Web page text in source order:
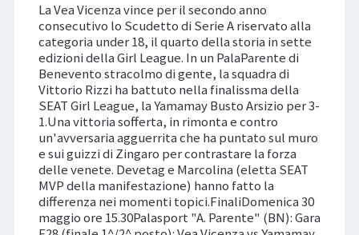
La Vea Vicenza vince per il secondo anno
consecutivo lo Scudetto di Serie A riservato alla
categoria under 18, il quarto della storia in sette
edizioni della Girl League. In un PalaParente di
Benevento stracolmo di gente, la squadra di
Vittorio Rizzi ha battuto nella finalissma della
SEAT Girl League, la Yamamay Busto Arsizio per 3-
1.Una vittoria sofferta, in rimonta e contro
un'avversaria agguerrita che ha puntato sul muro
e sui guizzi di Zingaro per contrastare la forza
delle venete. Devetag e Marcolina (eletta SEAT
MVP della manifestazione) hanno fatto la
differenza nei momenti topici.FinaliDomenica 30
maggio ore 15.30Palasport "A. Parente" (BN): Gara